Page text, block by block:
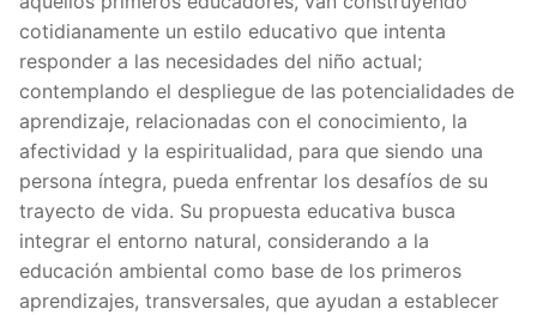
cotidianamente un estilo educativo que intenta
responder a las necesidades del niño actual;
contemplando el despliegue de las potencialidades de
aprendizaje, relacionadas con el conocimiento, la
afectividad y la espiritualidad, para que siendo una
persona íntegra, pueda enfrentar los desafíos de su
trayecto de vida. Su propuesta educativa busca
integrar el entorno natural, considerando a la
educación ambiental como base de los primeros
aprendizajes, transversales, que ayudan a establecer